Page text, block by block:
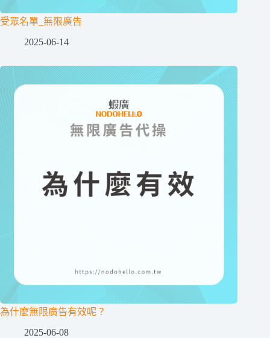
受眾名單_無限廣告
2025-06-14
為什麼無限廣告有效呢？
2025-06-08